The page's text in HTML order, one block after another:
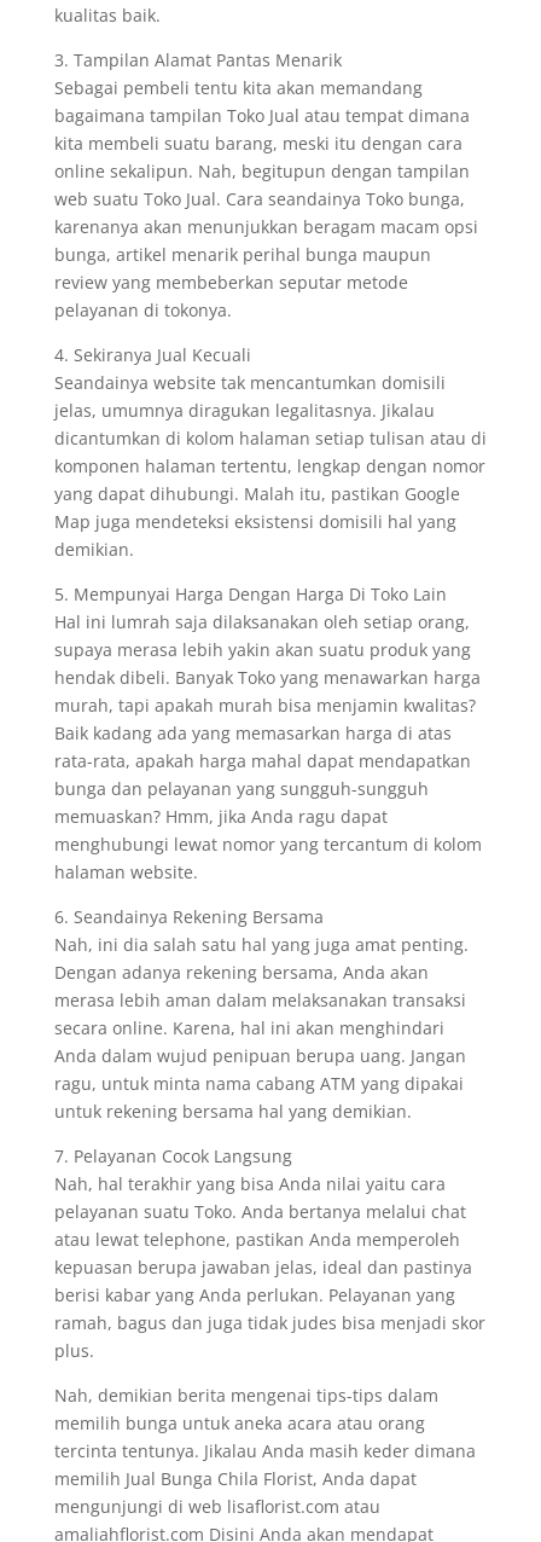
kualitas baik.
3. Tampilan Alamat Pantas Menarik
Sebagai pembeli tentu kita akan memandang
bagaimana tampilan Toko Jual atau tempat dimana
kita membeli suatu barang, meski itu dengan cara
online sekalipun. Nah, begitupun dengan tampilan
web suatu Toko Jual. Cara seandainya Toko bunga,
karenanya akan menunjukkan beragam macam opsi
bunga, artikel menarik perihal bunga maupun
review yang membeberkan seputar metode
pelayanan di tokonya.
4. Sekiranya Jual Kecuali
Seandainya website tak mencantumkan domisili
jelas, umumnya diragukan legalitasnya. Jikalau
dicantumkan di kolom halaman setiap tulisan atau di
komponen halaman tertentu, lengkap dengan nomor
yang dapat dihubungi. Malah itu, pastikan Google
Map juga mendeteksi eksistensi domisili hal yang
demikian.
5. Mempunyai Harga Dengan Harga Di Toko Lain
Hal ini lumrah saja dilaksanakan oleh setiap orang,
supaya merasa lebih yakin akan suatu produk yang
hendak dibeli. Banyak Toko yang menawarkan harga
murah, tapi apakah murah bisa menjamin kwalitas?
Baik kadang ada yang memasarkan harga di atas
rata-rata, apakah harga mahal dapat mendapatkan
bunga dan pelayanan yang sungguh-sungguh
memuaskan? Hmm, jika Anda ragu dapat
menghubungi lewat nomor yang tercantum di kolom
halaman website.
6. Seandainya Rekening Bersama
Nah, ini dia salah satu hal yang juga amat penting.
Dengan adanya rekening bersama, Anda akan
merasa lebih aman dalam melaksanakan transaksi
secara online. Karena, hal ini akan menghindari
Anda dalam wujud penipuan berupa uang. Jangan
ragu, untuk minta nama cabang ATM yang dipakai
untuk rekening bersama hal yang demikian.
7. Pelayanan Cocok Langsung
Nah, hal terakhir yang bisa Anda nilai yaitu cara
pelayanan suatu Toko. Anda bertanya melalui chat
atau lewat telephone, pastikan Anda memperoleh
kepuasan berupa jawaban jelas, ideal dan pastinya
berisi kabar yang Anda perlukan. Pelayanan yang
ramah, bagus dan juga tidak judes bisa menjadi skor
plus.
Nah, demikian berita mengenai tips-tips dalam
memilih bunga untuk aneka acara atau orang
tercinta tentunya. Jikalau Anda masih keder dimana
memilih Jual Bunga Chila Florist, Anda dapat
mengunjungi di web lisaflorist.com atau
amaliahflorist.com Disini Anda akan mendapat